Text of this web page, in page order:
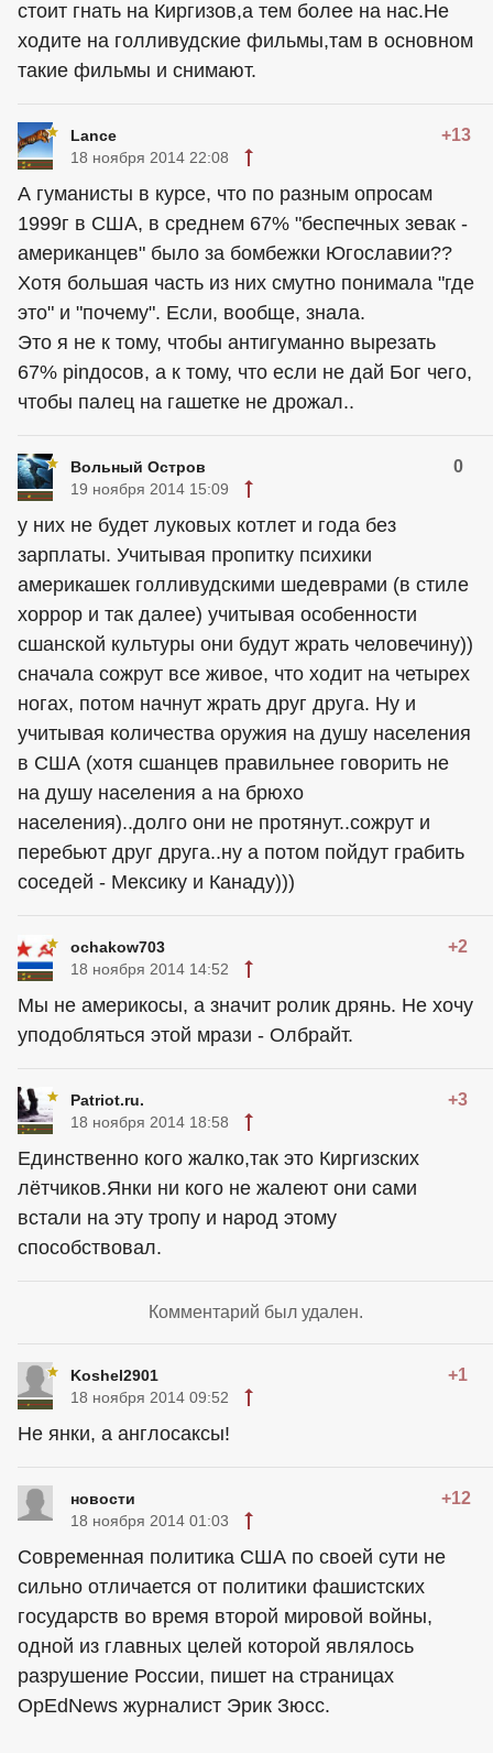
стоит гнать на Киргизов,а тем более на нас.Не
ходите на голливудские фильмы,там в основном
такие фильмы и снимают.
Lance +13
18 ноября 2014 22:08
А гуманисты в курсе, что по разным опросам
1999г в США, в среднем 67% "беспечных зевак -
американцев" было за бомбежки Югославии??
Хотя большая часть из них смутно понимала "где
это" и "почему". Если, вообще, знала.
Это я не к тому, чтобы антигуманно вырезать
67% pinдосов, а к тому, что если не дай Бог чего,
чтобы палец на гашетке не дрожал..
Вольный Остров 0
19 ноября 2014 15:09
у них не будет луковых котлет и года без
зарплаты. Учитывая пропитку психики
америкашек голливудскими шедеврами (в стиле
хоррор и так далее) учитывая особенности
сшанской культуры они будут жрать человечину))
сначала сожрут все живое, что ходит на четырех
ногах, потом начнут жрать друг друга. Ну и
учитывая количества оружия на душу населения
в США (хотя сшанцев правильнее говорить не
на душу населения а на брюхо
населения)..долго они не протянут..сожрут и
перебьют друг друга..ну а потом пойдут грабить
соседей - Мексику и Канаду)))
ochakow703 +2
18 ноября 2014 14:52
Мы не америкосы, а значит ролик дрянь. Не хочу
уподобляться этой мрази - Олбрайт.
Patriot.ru. +3
18 ноября 2014 18:58
Единственно кого жалко,так это Киргизских
лётчиков.Янки ни кого не жалеют они сами
встали на эту тропу и народ этому
способствовал.
Комментарий был удален.
Koshel2901 +1
18 ноября 2014 09:52
Не янки, а англосаксы!
новости +12
18 ноября 2014 01:03
Современная политика США по своей сути не
сильно отличается от политики фашистских
государств во время второй мировой войны,
одной из главных целей которой являлось
разрушение России, пишет на страницах
OpEdNews журналист Эрик Зюсс.